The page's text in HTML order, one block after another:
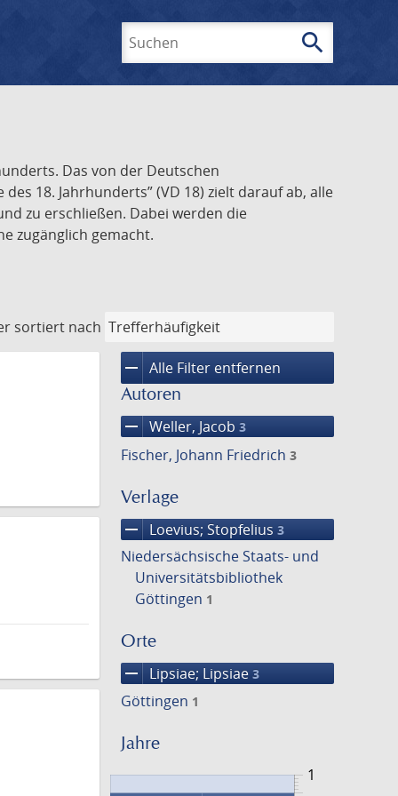
search
Das von der Deutschen
18. Jahrhunderts” (VD 18) zielt darauf ab, alle
zu erschließen. Dabei werden die
zugänglich gemacht.
sortiert nach
remove Alle Filter entfernen
Autoren
remove Weller, Jacob 3
Fischer, Johann Friedrich 3
Verlage
remove Loevius; Stopfelius 3
Niedersächsische Staats- und
Universitätsbibliothek
Göttingen 1
Orte
remove Lipsiae; Lipsiae 3
Göttingen 1
Jahre
1